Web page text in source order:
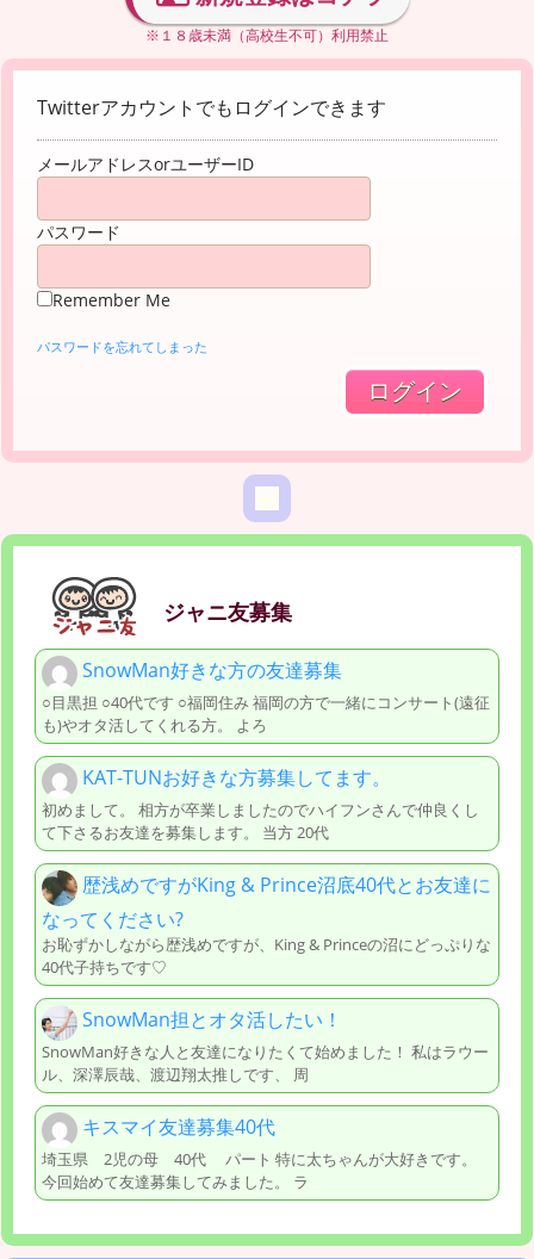
※１８歳未満（高校生不可）利用禁止
Twitterアカウントでもログインできます
メールアドレスorユーザーID
パスワード
Remember Me
パスワードを忘れてしまった
ジャニ友募集
SnowMan好きな方の友達募集
○目黒担 ○40代です ○福岡住み 福岡の方で一緒にコンサート(遠征
も)やオタ活してくれる方。 よろ
KAT-TUNお好きな方募集してます。
初めまして。 相方が卒業しましたのでハイフンさんで仲良くし
て下さるお友達を募集します。 当方 20代
歴浅めですがKing & Prince沼底40代とお友達に
なってください?
お恥ずかしながら歴浅めですが、King & Princeの沼にどっぷりな
40代子持ちです♡
SnowMan担とオタ活したい！
SnowMan好きな人と友達になりたくて始めました！ 私はラウー
ル、深澤辰哉、渡辺翔太推しです、 周
キスマイ友達募集40代
埼玉県 2児の母 40代 パート 特に太ちゃんが大好きです。
今回始めて友達募集してみました。 ラ